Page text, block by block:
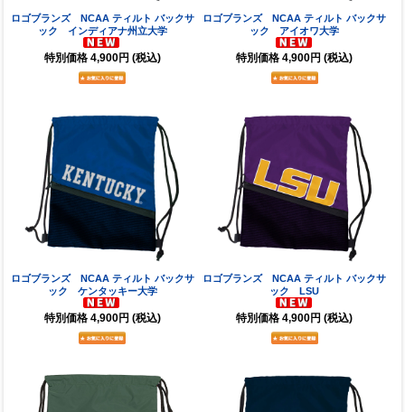
ロゴブランズ NCAA ティルト バックサ
ック インディアナ州立大学
特別価格 4,900円 (税込)
ロゴブランズ NCAA ティルト バックサ
ック アイオワ大学
特別価格 4,900円 (税込)
ロゴブランズ NCAA ティルト バックサ
ック ケンタッキー大学
特別価格 4,900円 (税込)
ロゴブランズ NCAA ティルト バックサ
ック LSU
特別価格 4,900円 (税込)